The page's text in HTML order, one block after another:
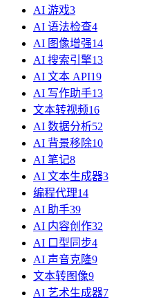
AI 游戏3
AI 语法检查4
AI 图像增强14
AI 搜索引擎13
AI 文本 API19
AI 写作助手13
文本转视频16
AI 数据分析52
AI 背景移除10
AI 笔记8
AI 文本生成器3
编程代理14
AI 助手39
AI 内容创作32
AI 口型同步4
AI 声音克隆9
文本转图像9
AI 艺术生成器7